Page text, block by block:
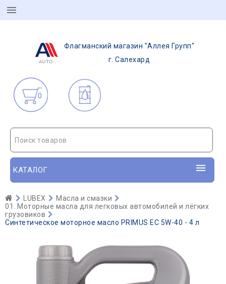
Флагманский магазин "Аллея Групп"
г. Салехард
0
Поиск товаров
КАТАЛОГ
LUBEX
Масла и смазки
01. Моторные масла для легковых автомобилей и лёгких
грузовиков
Синтетическое моторное масло PRIMUS EC 5W-40 - 4 л